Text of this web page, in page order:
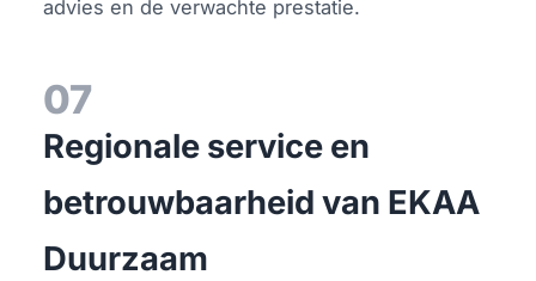
advies en de verwachte prestatie.
07
Regionale service en
betrouwbaarheid van EKAA
Duurzaam